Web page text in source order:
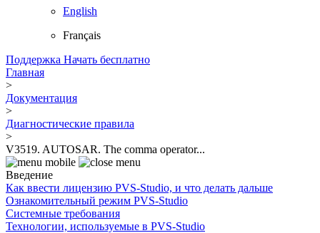
English
Français
Поддержка Начать бесплатно
Главная
>
Документация
>
Диагностические правила
>
V3519. AUTOSAR. The comma operator...
Введение
Как ввести лицензию PVS-Studio, и что делать дальше
Ознакомительный режим PVS-Studio
Системные требования
Технологии, используемые в PVS-Studio